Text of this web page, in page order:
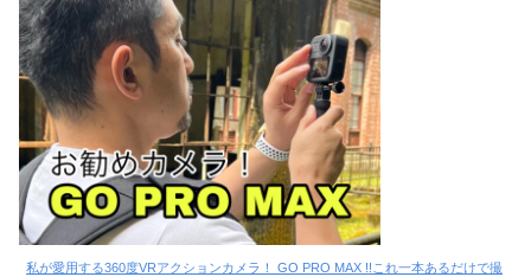
私が愛用する360度VRアクションカメラ！ GO PRO MAX !!これ一本あるだけで撮